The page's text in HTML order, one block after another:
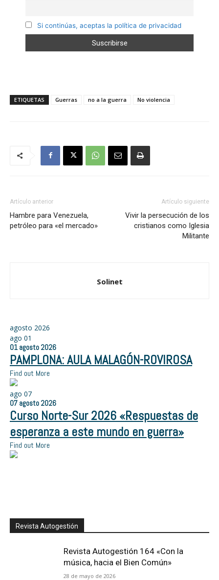
Si continúas, aceptas la política de privacidad
ETIQUETAS Guerras no a la guerra No violencia
Artículo anterior
Hambre para Venezuela,
petróleo para «el mercado»
Artículo siguiente
Vivir la persecución de los
cristianos como Iglesia
Militante
Solinet
agosto 2026
ago 01
01 agosto 2026
PAMPLONA: AULA MALAGÓN-ROVIROSA
Find out More
ago 07
07 agosto 2026
Curso Norte-Sur 2026 «Respuestas de
esperanza a este mundo en guerra»
Find out More
Revista Autogestión
Revista Autogestión 164 «Con la
música, hacia el Bien Común»
28 de mayo de 2026